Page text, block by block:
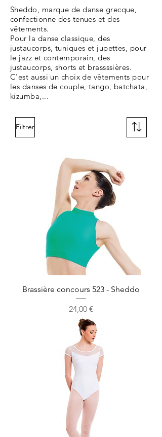
Sheddo, marque de danse grecque,
confectionne des tenues et des
vêtements.
Pour la danse classique, des
justaucorps, tuniques et jupettes, pour
le jazz et contemporain, des
justaucorps, shorts et brassssières.
C'est aussi un choix de vêtements pour
les danses de couple, tango, batchata,
kizumba,...
Filtrer
Brassière concours 523 - Sheddo
Prix
24,00 €